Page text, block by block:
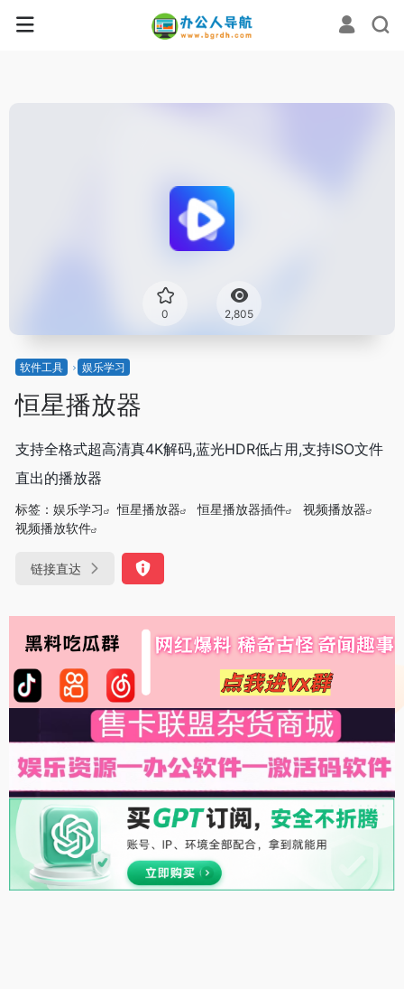
0 2,805
软件工具 娱乐学习
恒星播放器
支持全格式超高清真4K解码,蓝光HDR低占用,支持ISO文件
直出的播放器
标签： 娱乐学习 恒星播放器 恒星播放器插件
视频播放器
视频播放软件
链接直达